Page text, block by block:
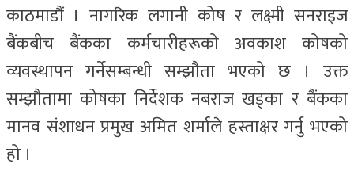
काठमाडौं । नागरिक लगानी कोष र लक्ष्मी सनराइज
बैंकबीच बैंकका कर्मचारीहरूको अवकाश कोषको
व्यवस्थापन गर्नेसम्बन्धी सम्झौता भएको छ । उक्त
सम्झौतामा कोषका निर्देशक नबराज खड्का र बैंकका
मानव संशाधन प्रमुख अमित शर्माले हस्ताक्षर गर्नु भएको
हो ।